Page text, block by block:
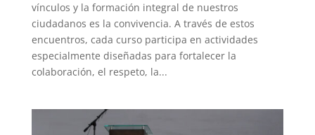
vínculos y la formación integral de nuestros
ciudadanos es la convivencia. A través de estos
encuentros, cada curso participa en actividades
especialmente diseñadas para fortalecer la
colaboración, el respeto, la...